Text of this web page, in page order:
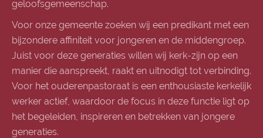
geloofsgemeenschap.
Voor onze gemeente zoeken wij een predikant met een
bijzondere affiniteit voor jongeren en de middengroep.
Juist voor deze generaties willen wij kerk-zijn op een
manier die aanspreekt, raakt en uitnodigt tot verbinding.
Voor het ouderenpastoraat is een enthousiaste kerkelijk
werker actief, waardoor de focus in deze functie ligt op
het begeleiden, inspireren en betrekken van jongere
generaties.